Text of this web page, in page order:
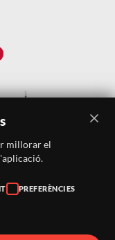
millorar el
PREFERÈNCIES